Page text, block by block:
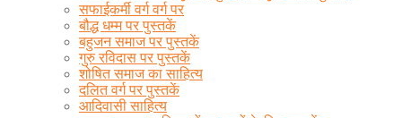
सफाईकर्मी वर्ग वर्ग पर
बौद्ध धम्म पर पुस्तकें
बहुजन समाज पर पुस्तकें
गुरु रविदास पर पुस्तकें
शोषित समाज का साहित्य
दलित वर्ग पर पुस्तकें
आदिवासी साहित्य